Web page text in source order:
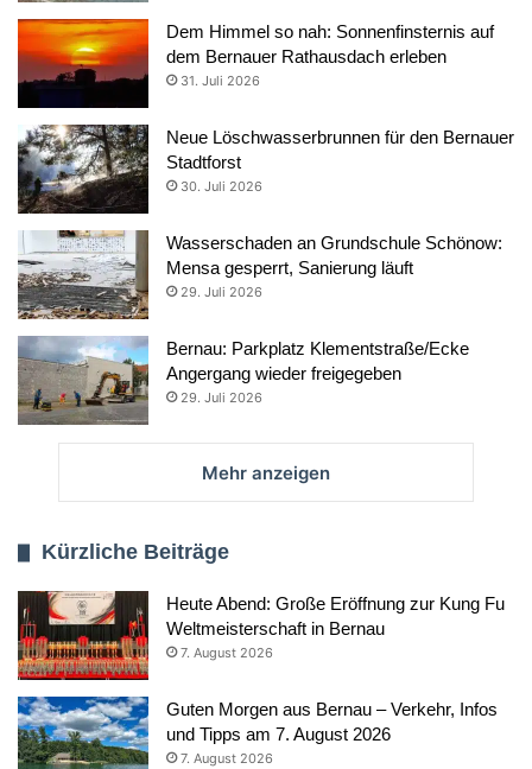
Dem Himmel so nah: Sonnenfinsternis auf
dem Bernauer Rathausdach erleben
31. Juli 2026
Neue Löschwasserbrunnen für den Bernauer
Stadtforst
30. Juli 2026
Wasserschaden an Grundschule Schönow:
Mensa gesperrt, Sanierung läuft
29. Juli 2026
Bernau: Parkplatz Klementstraße/Ecke
Angergang wieder freigegeben
29. Juli 2026
Mehr anzeigen
Kürzliche Beiträge
Heute Abend: Große Eröffnung zur Kung Fu
Weltmeisterschaft in Bernau
7. August 2026
Guten Morgen aus Bernau – Verkehr, Infos
und Tipps am 7. August 2026
7. August 2026